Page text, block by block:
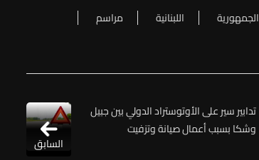
الجمهورية اللبنانية
مراسم
تدابير سير على الأوتوستراد الدولي بين جبيل
وشكا بسبب أعمال صيانة وتزفيت
السابق